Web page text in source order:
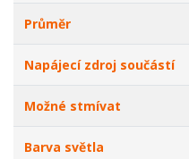
Průměr
Napájecí zdroj součástí
Možné stmívat
Barva světla